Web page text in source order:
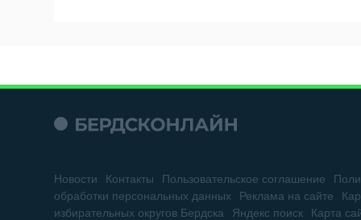
Новости Контакты Пользовательское соглашение
обработки персональных данных
Реклама на сайте
избирательных округов Бердска
Яндекс поиск Карта